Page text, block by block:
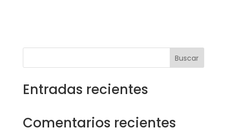
Buscar
Entradas recientes
Comentarios recientes